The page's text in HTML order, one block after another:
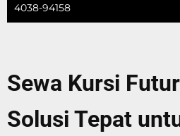
4038-94158
Sewa Kursi
Solusi Tepat